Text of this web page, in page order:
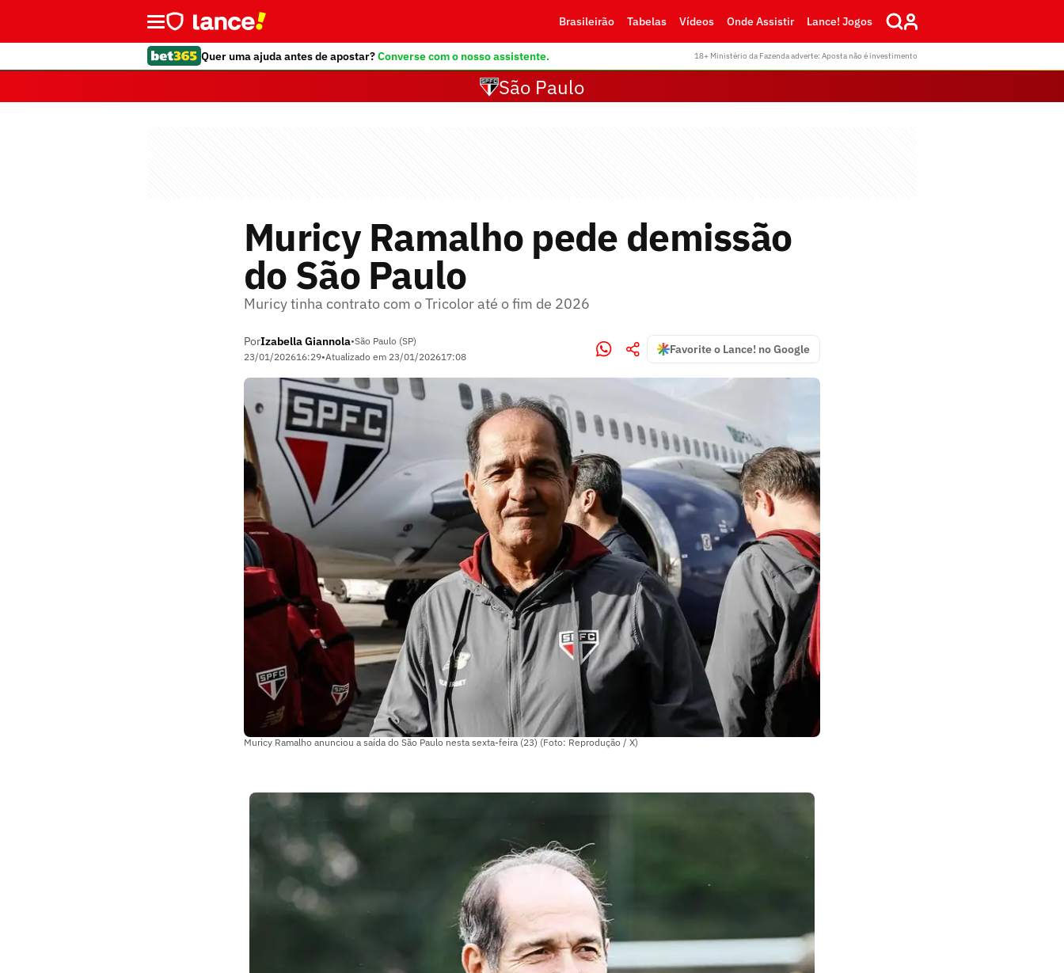
Brasileirão Tabelas Vídeos Onde Assistir Lance! Jogos
Quer uma ajuda antes de apostar?Converse com o nosso assistente. 18+ Ministério da Fazenda adverte: Aposta não é investimento
São Paulo
Muricy Ramalho pede demissão
do São Paulo
Muricy tinha contrato com o Tricolor até o fim de 2026
PorIzabella Giannola•São Paulo (SP)
23/01/202616:29•Atualizado em 23/01/202617:08
Favorite o Lance! no Google
Muricy Ramalho anunciou a saída do São Paulo nesta sexta-feira (23) (Foto: Reprodução / X)